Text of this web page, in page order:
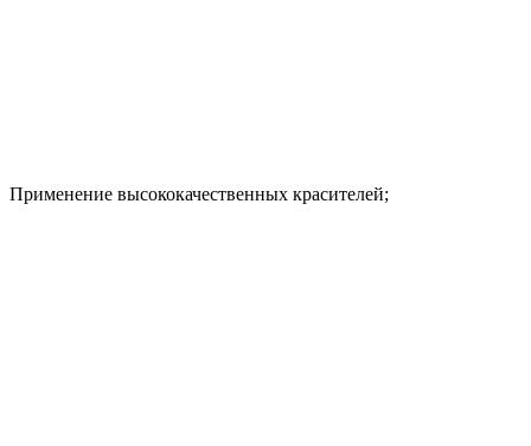
Применение высококачественных красителей;